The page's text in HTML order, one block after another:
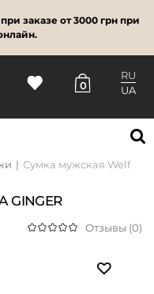
заказе от 3000 грн при
0
RU
UA
Сумка мужская Welfare
GINGER
Отзывы (0)